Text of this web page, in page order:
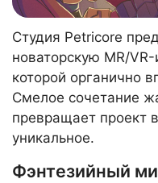
Студия Petricore
новаторскую MR/
которой органично
Смелое сочетание
превращает проект
уникальное.
Фэнтезийный